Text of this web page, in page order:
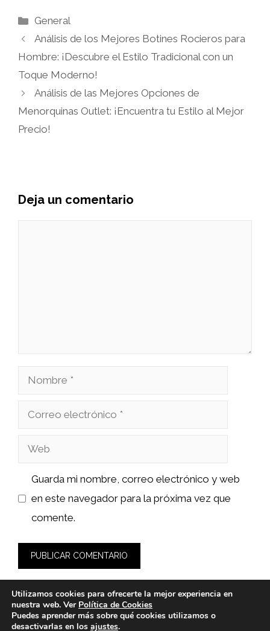
Categorías
General
Análisis de los Mejores Botines Rocieros para
Hombre: ¡Descubre el Estilo Tradicional con un
Toque Moderno!
Análisis de las Mejores Opciones de
Menorquinas Outlet: ¡Encuentra tu Estilo al Mejor
Precio!
Deja un comentario
Nombre
Correo
Web
Guarda mi nombre, correo electrónico y web
en este navegador para la próxima vez que
comente.
Utilizamos cookies para ofrecerte la mejor experiencia en
nuestra web. Ver Política de Cookies
Puedes aprender más sobre qué cookies utilizamos o
desactivarlas en los ajustes.